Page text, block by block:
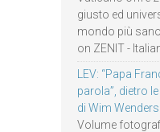
giusto ed
mondo più
on ZENIT -
LEV: “Papa
parola”, dietro
di Wim Wenders
Volume